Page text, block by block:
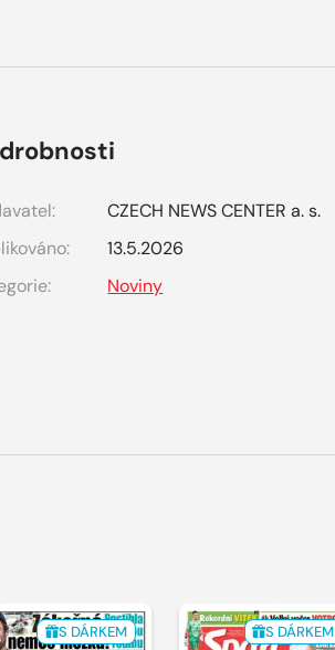
CZECH NEWS CENTER a. s.
13.5.2026
Noviny
S DÁRKEM S DÁRKEM